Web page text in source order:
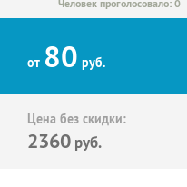
Человек проголосовало: 0
от 80 руб.
Цена без скидки:
2360 руб.